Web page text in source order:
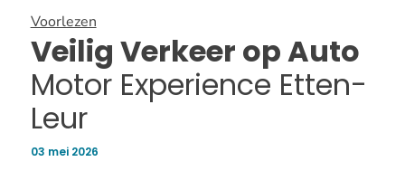
inhoud
Voorlezen
Veilig Verkeer op Auto
Motor Experience Etten-
Leur
Publicatiedatum:
03 mei 2026